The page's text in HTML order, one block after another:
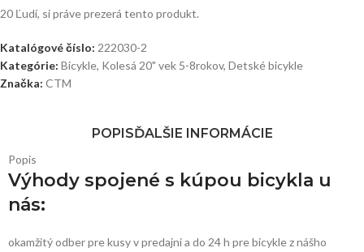
20 Ľudí, si práve prezerá tento produkt.
Katalógové číslo: 222030-2
Kategórie: Bicykle, Kolesá 20" vek 5-8rokov, Detské bicykle
Značka: CTM
POPISĎALŠIE INFORMÁCIE
Popis
Výhody spojené s kúpou bicykla u
nás:
okamžitý odber pre kusy v predajni a do 24 h pre bicykle z nášho